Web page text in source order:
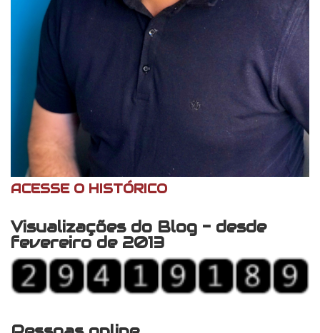
ACESSE O HISTÓRICO
Visualizações do Blog - desde
fevereiro de 2013